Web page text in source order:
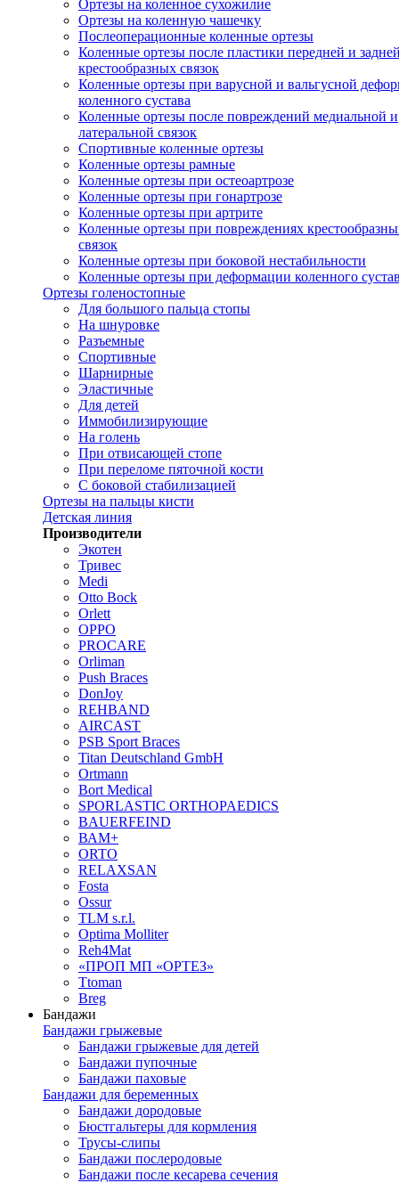
Ортезы на коленное сухожилие
Ортезы на коленную чашечку
Послеоперационные коленные ортезы
Коленные ортезы после пластики передней и
крестообразных связок
Коленные ортезы при варусной и вальгусной
коленного сустава
Коленные ортезы после повреждений медиальной и
латеральной связок
Спортивные коленные ортезы
Коленные ортезы рамные
Коленные ортезы при остеоартрозе
Коленные ортезы при гонартрозе
Коленные ортезы при артрите
Коленные ортезы при повреждениях
связок
Коленные ортезы при боковой нестабильности
Коленные ортезы при деформации коленного
Ортезы голеностопные
Для большого пальца стопы
На шнуровке
Разъемные
Спортивные
Шарнирные
Эластичные
Для детей
Иммобилизирующие
На голень
При отвисающей стопе
При переломе пяточной кости
С боковой стабилизацией
Ортезы на пальцы кисти
Детская линия
Производители
Экотен
Тривес
Medi
Otto Bock
Orlett
OPPO
PROCARE
Orliman
Push Braces
DonJoy
REHBAND
AIRCAST
PSB Sport Braces
Titan Deutschland GmbH
Ortmann
Bort Medical
SPORLASTIC ORTHOPAEDICS
BAUERFEIND
ВАМ+
ORTO
RELAXSAN
Fosta
Ossur
TLM s.r.l.
Optima Molliter
Reh4Mat
«ПРОП МП «ОРТЕЗ»
Ttoman
Breg
Бандажи
Бандажи грыжевые
Бандажи грыжевые для детей
Бандажи пупочные
Бандажи паховые
Бандажи для беременных
Бандажи дородовые
Бюстгальтеры для кормления
Трусы-слипы
Бандажи послеродовые
Бандажи после кесарева сечения